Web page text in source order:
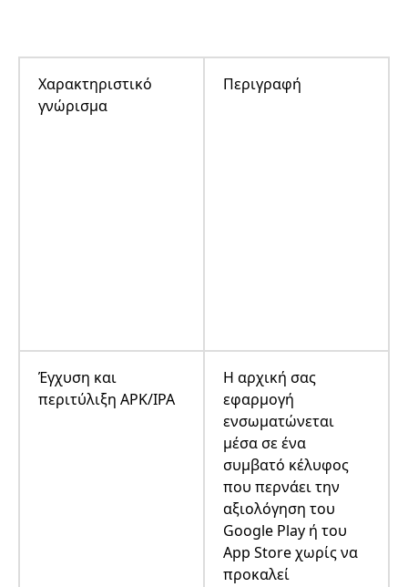
Χαρακτηριστικό
γνώρισμα
Περιγραφή
Έγχυση και
περιτύλιξη APK/IPA
Η αρχική σας
εφαρμογή
ενσωματώνεται
μέσα σε ένα
συμβατό κέλυφος
που περνάει την
αξιολόγηση του
Google Play ή του
App Store χωρίς να
προκαλεί